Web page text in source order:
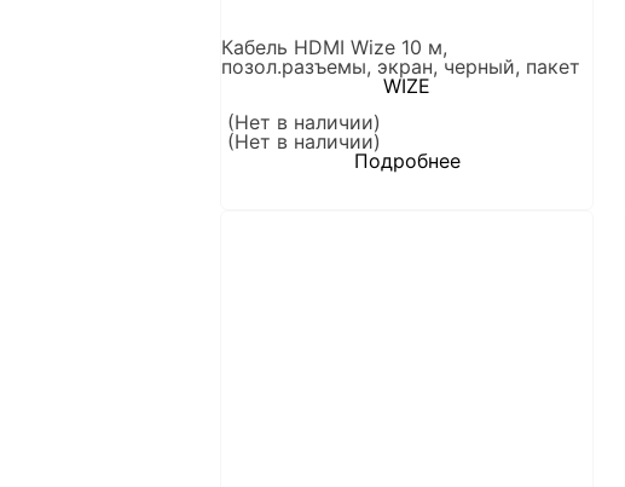
Кабель HDMI Wize 10 м,
позол.разъемы, экран, черный, пакет
WIZE
(Нет в наличии)
(Нет в наличии)
Подробнее